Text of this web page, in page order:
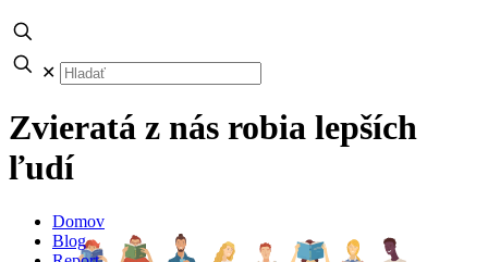
✕
Zvieratá z nás robia lepších
ľudí
Domov
Blog